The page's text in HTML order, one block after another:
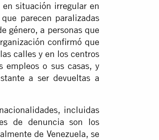
situación irregular en
parecen paralizadas
género, a personas que
confirmó que
calles y en los centros
empleos o sus casas, y
a ser devueltas a
incluidas
de denuncia son los
de Venezuela, se